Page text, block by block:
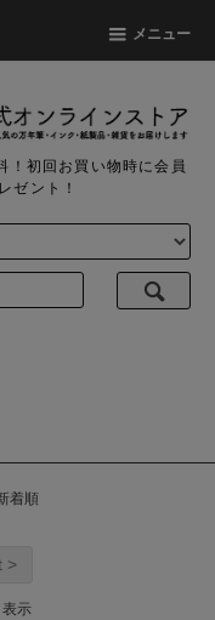
メニュー
！初回お買い物時に会員
ゼント！
着順
>
表示